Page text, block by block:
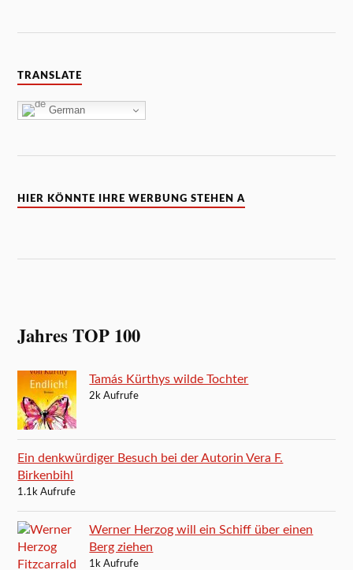
TRANSLATE
German
HIER KÖNNTE IHRE WERBUNG STEHEN A
Jahres TOP 100
Tamás Kürthys wilde Tochter
2k Aufrufe
Ein denkwürdiger Besuch bei der Autorin Vera F.
Birkenbihl
1.1k Aufrufe
Werner Herzog will ein Schiff über einen
Berg ziehen
1k Aufrufe